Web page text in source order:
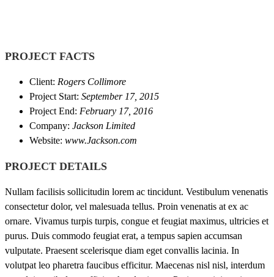
PROJECT FACTS
Client: Rogers Collimore
Project Start: September 17, 2015
Project End: February 17, 2016
Company: Jackson Limited
Website: www.Jackson.com
PROJECT DETAILS
Nullam facilisis sollicitudin lorem ac tincidunt. Vestibulum venenatis
consectetur dolor, vel malesuada tellus. Proin venenatis at ex ac
ornare. Vivamus turpis turpis, congue et feugiat maximus, ultricies et
purus. Duis commodo feugiat erat, a tempus sapien accumsan
vulputate. Praesent scelerisque diam eget convallis lacinia. In
volutpat leo pharetra faucibus efficitur. Maecenas nisl nisl, interdum